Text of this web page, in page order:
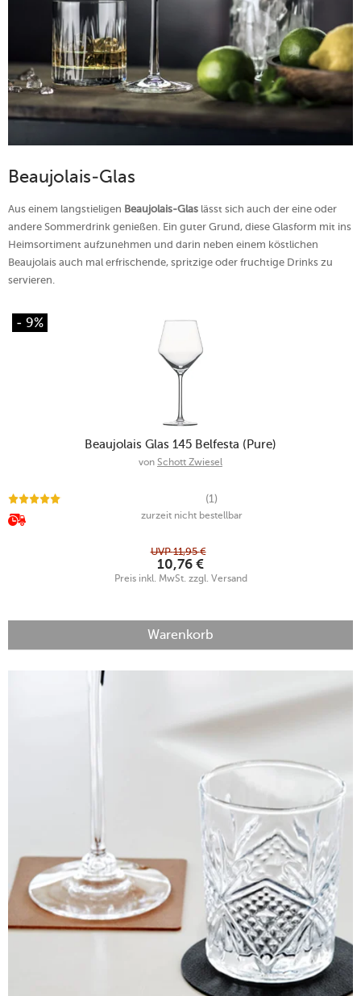
Beaujolais-Glas
Aus einem langstieligen Beaujolais-Glas lässt sich auch der eine oder
andere Sommerdrink genießen. Ein guter Grund, diese Glasform mit ins
Heimsortiment aufzunehmen und darin neben einem köstlichen
Beaujolais auch mal erfrischende, spritzige oder fruchtige Drinks zu
servieren.
- 9%
Beaujolais Glas 145 Belfesta (Pure)
von Schott Zwiesel
(1)
zurzeit nicht bestellbar
UVP11,95 €
10,76 €
Preis inkl. MwSt. zzgl. Versand
Warenkorb